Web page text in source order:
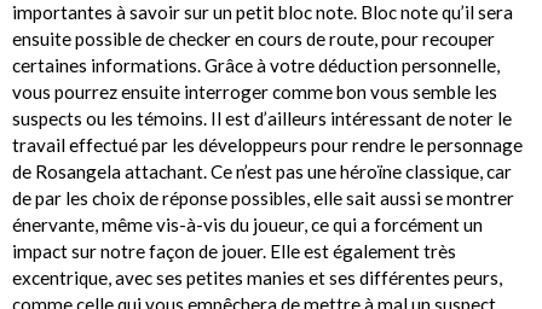
importantes à savoir sur un petit bloc note. Bloc note qu’il sera
ensuite possible de checker en cours de route, pour recouper
certaines informations. Grâce à votre déduction personnelle,
vous pourrez ensuite interroger comme bon vous semble les
suspects ou les témoins. Il est d’ailleurs intéressant de noter le
travail effectué par les développeurs pour rendre le personnage
de Rosangela attachant. Ce n’est pas une héroïne classique, car
de par les choix de réponse possibles, elle sait aussi se montrer
énervante, même vis-à-vis du joueur, ce qui a forcément un
impact sur notre façon de jouer. Elle est également très
excentrique, avec ses petites manies et ses différentes peurs,